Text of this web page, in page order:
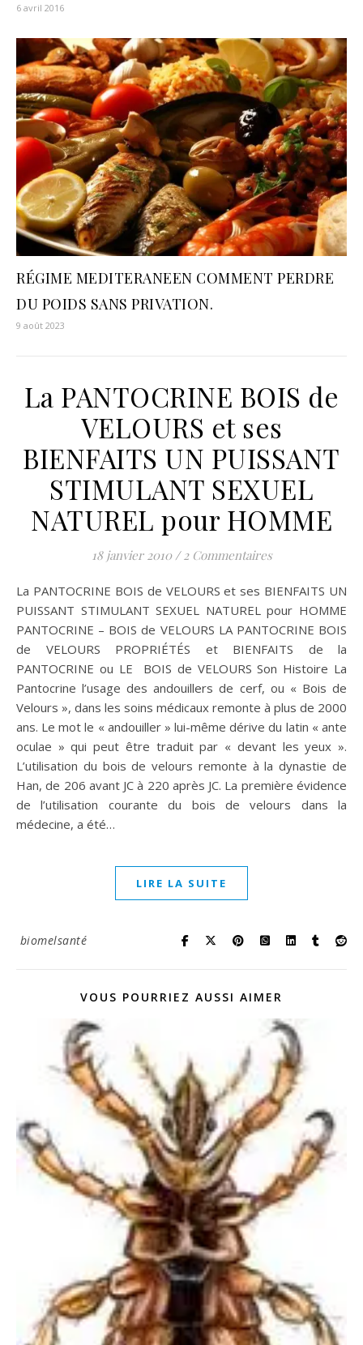
6 avril 2016
RÉGIME MEDITERANEEN COMMENT PERDRE
DU POIDS SANS PRIVATION.
9 août 2023
La PANTOCRINE BOIS de
VELOURS et ses
BIENFAITS UN PUISSANT
STIMULANT SEXUEL
NATUREL pour HOMME
18 janvier 2010 / 2 Commentaires
La PANTOCRINE BOIS de VELOURS et ses BIENFAITS UN
PUISSANT STIMULANT SEXUEL NATUREL pour HOMME
PANTOCRINE – BOIS de VELOURS LA PANTOCRINE BOIS
de VELOURS PROPRIÉTÉS et BIENFAITS de la
PANTOCRINE ou LE BOIS de VELOURS Son Histoire La
Pantocrine l’usage des andouillers de cerf, ou « Bois de
Velours », dans les soins médicaux remonte à plus de 2000
ans. Le mot le « andouiller » lui-même dérive du latin « ante
oculae » qui peut être traduit par « devant les yeux ».
L’utilisation du bois de velours remonte à la dynastie de
Han, de 206 avant JC à 220 après JC. La première évidence
de l’utilisation courante du bois de velours dans la
médecine, a été…
LIRE LA SUITE
biomelsanté
VOUS POURRIEZ AUSSI AIMER